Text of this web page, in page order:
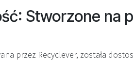
Stworzone na
przez Recyclever, została